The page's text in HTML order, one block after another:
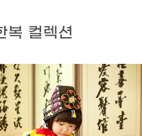
복 컬렉션